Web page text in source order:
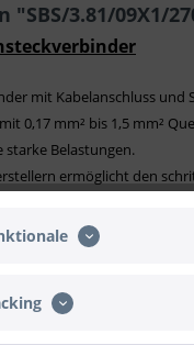
3.81/09X1/
mit Kabelanschluss und
0,17 mm² bis 1,5 mm²
starke Belastungen.
ermöglicht den
geringe Erwärmung
zwei Leitern in einem
Steckverbinder